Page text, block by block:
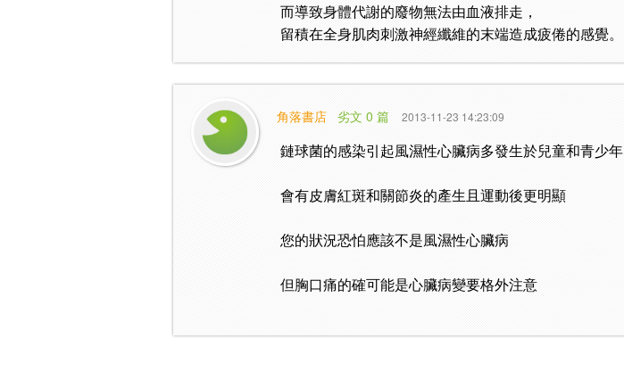
而導致身體代謝的廢物無法由血液排走，
留積在全身肌肉刺激神經纖維的末端造成疲倦的感覺。
角落書店 劣文 0 篇 2013-11-23 14:23:09
鏈球菌的感染引起風濕性心臟病多發生於兒童和青少年
會有皮膚紅斑和關節炎的產生且運動後更明顯
您的狀況恐怕應該不是風濕性心臟病
但胸口痛的確可能是心臟病變要格外注意